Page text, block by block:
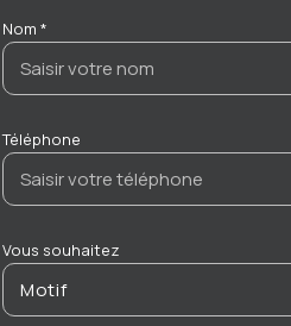
Nom *
Téléphone
Vous souhaitez
Motif